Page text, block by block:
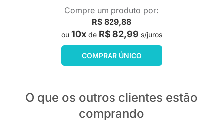
Compre um produto por:
R$ 829,88
ou 10xde R$ 82,99 s/juros
COMPRAR ÚNICO
O que os outros clientes estão
comprando